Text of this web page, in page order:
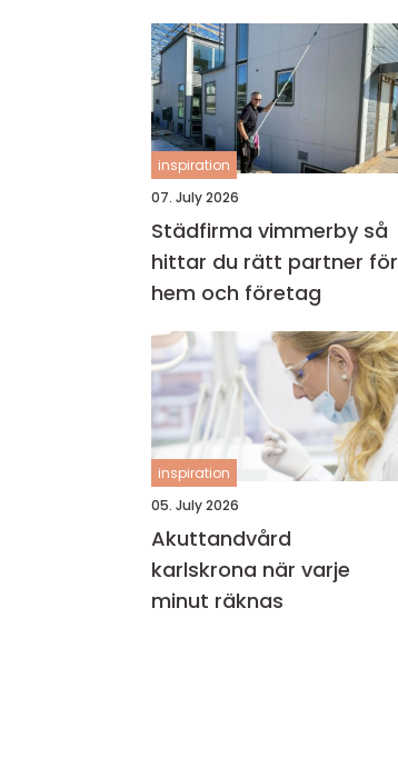
inspiration
07. July 2026
Städfirma vimmerby så
hittar du rätt partner för
hem och företag
inspiration
05. July 2026
Akuttandvård
karlskrona när varje
minut räknas